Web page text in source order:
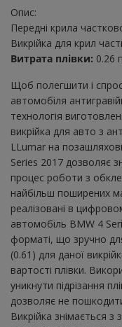
Опис:
Передні крила
Викрійка для крил
Витрата плівки: 0.26
Щоб полегшити і
автомобіля
технологія
викрійка для авто з
LLumar на
Series 2017 дозволяє
процес роботи з
найбільш поширених
реалізовані в
автомобіль BMW 4
форматі, що зручно
(0.61) для даної
вартості плівки.
уникнути підрізання
дозволяє не
Викрійка знімається з